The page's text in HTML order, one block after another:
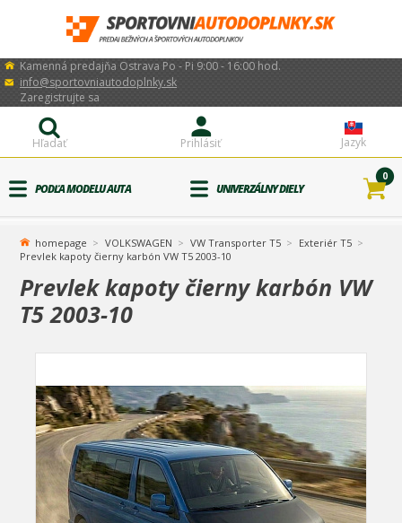
Kamenná predajňa Ostrava Po - Pi 9:00 - 16:00 hod.
info@sportovniautodoplnky.sk
Jazyk
Prihlásiť
Zaregistrujte sa
Hľadať
PODĽA MODELU AUTA UNIVERZÁLNY DIELY
0
homepage VOLKSWAGEN VW Transporter T5
Exteriér T5
Prevlek kapoty čierny karbón VW T5 2003-10
Prevlek kapoty čierny karbón VW
T5 2003-10